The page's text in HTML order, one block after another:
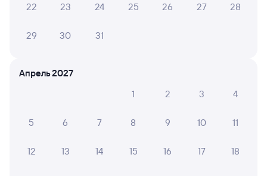
Выбор любимых мест на схемах вагонов
покупке
СМС-сопровождение до посадки в поезд
Оформление без регистрации на сайте
22 23 24 25 26 27 28
29 30 31
Апрель 2027
1
2 3 4
5 6 7 8 9 10 11
12 13 14 15 16 17 18